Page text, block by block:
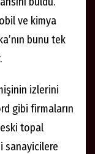
ve kimya
bunu tek
izlerini
gibi firmaların
topal
sanayicilere